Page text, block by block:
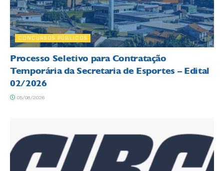
CONCURSOS PÚBLICOS
Processo Seletivo para Contratação
Temporária da Secretaria de Esportes – Edital
02/2026
05/08/2026